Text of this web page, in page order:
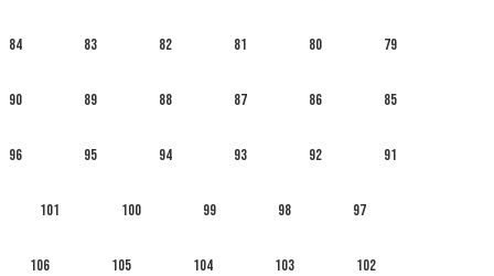
79
80
81
82
83
84
85
86
87
88
89
90
91
92
93
94
95
96
97
98
99
100
101
102
103
104
105
106